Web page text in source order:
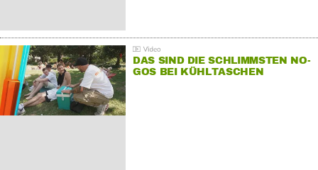
DAS SIND DIE SCHLIMMSTEN NO-
GOS BEI KÜHLTASCHEN